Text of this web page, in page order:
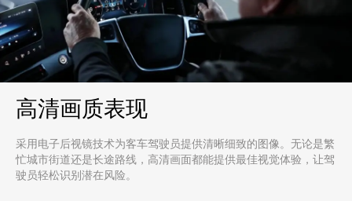
高清画质表现
采用电子后视镜技术为客车驾驶员提供清晰细致的图像。无论是繁
忙城市街道还是长途路线，高清画面都能提供最佳视觉体验，让驾
驶员轻松识别潜在风险。